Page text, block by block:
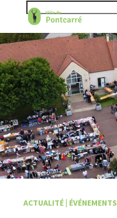
ACTUALITÉ| ÉVÉNEMENTS